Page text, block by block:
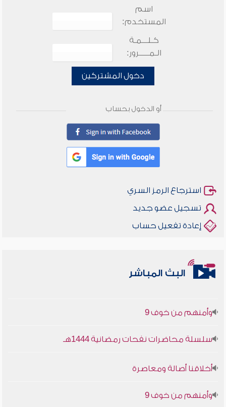
اسم
المستخدم:
كـلـــمـة
الـمـــــرور:
دخول المشتركين
أو الدخول بحساب
استرجاع الرمز السري
تسجيل عضو جديد
إعادة تفعيل حساب
البث المباشر
أخلاقنا أصالة ومعاصرة